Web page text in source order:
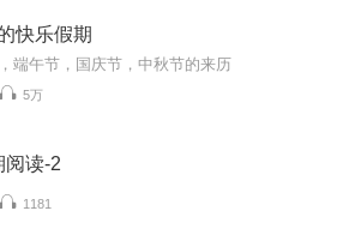
快乐假期
端午节，国庆节，中秋节的来历
5万
阅读-2
1181